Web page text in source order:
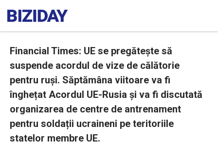
Financial Times: UE se pregătește să
suspende acordul de vize de călătorie
pentru ruși. Săptămâna viitoare va fi
înghețat Acordul UE-Rusia și va fi discutată
organizarea de centre de antrenament
pentru soldații ucraineni pe teritoriile
statelor membre UE.